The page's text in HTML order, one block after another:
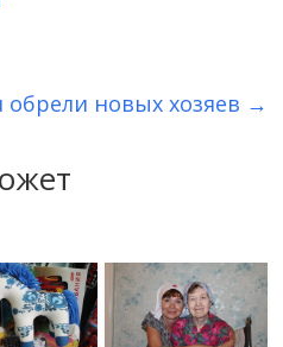
обрели новых хозяев →